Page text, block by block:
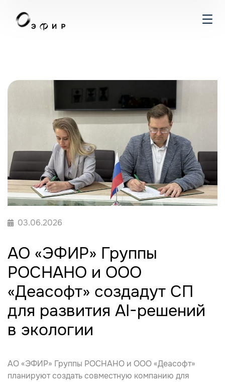
03.06.2026
АО «ЭФИР» Группы
РОСНАНО и ООО
«Деасофт» создадут СП
для развития AI-решений
в экологии
АО «ЭФИР» Группы РОСНАНО и ООО «Деасофт»
планируют создать совместную компанию для